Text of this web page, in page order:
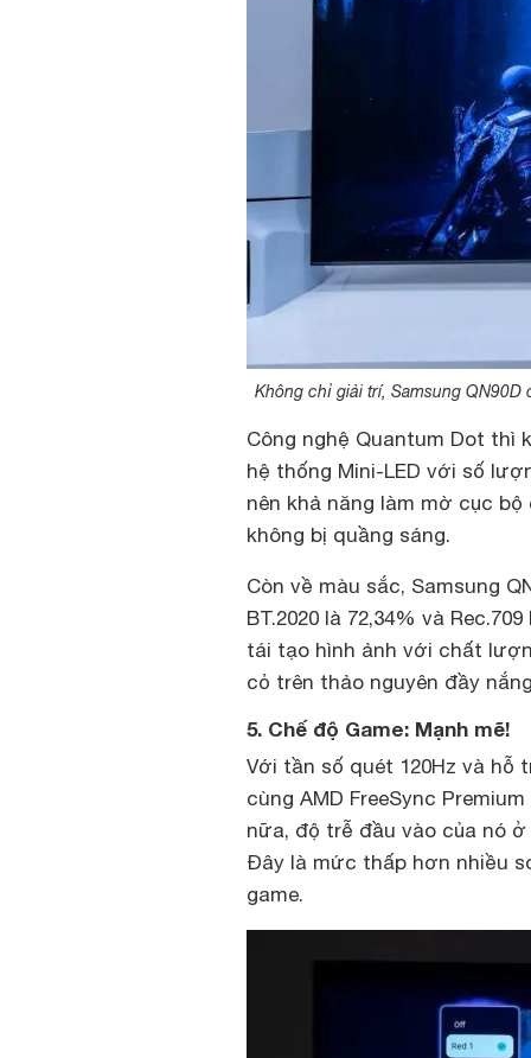
Không chỉ giải trí, Samsung
Công nghệ Quantum Dot thì
hệ thống Mini-LED với số
nên khả năng làm mờ cục
không bị quầng sáng.
Còn về màu sắc, Samsung
BT.2020 là 72,34% và
tái tạo hình ảnh với chất
cỏ trên thảo nguyên đầy
5. Chế độ Game: Mạnh mẽ!
Với tần số quét 120Hz và hỗ
cùng AMD FreeSync
nữa, độ trễ đầu vào của nó
Đây là mức thấp hơn nhiều
game.